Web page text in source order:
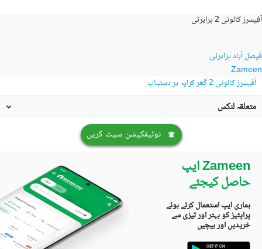
Zameen
فیصل آباد پراپرٹی
آفیسرز کالونی 2 پراپرٹی
آفیسرز کالونی 2 گھر کرایہ پر دستیاب
متعلقہ لنکس
نوٹیفکیشن سیٹ کریں
Zameen ایپ
حاصل کیجئے
ہماری ایپ استعمال کرتے ہوئے
پراپٹیز کو بہتر اور تیزی سے
خریدیں اور بیچیں